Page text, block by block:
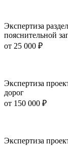
Экспертиза
пояснительной
от 25 000 ₽
Экспертиза
дорог
от 150 000 ₽
Экспертиза